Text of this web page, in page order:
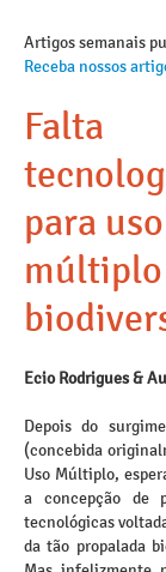
Artigos semanais
Receba nossos
Falta
para uso
múltiplo
Ecio Rodrigues &
Depois do
(concebida
Uso Múltiplo,
a concepção de
tecnológicas
da tão propalada